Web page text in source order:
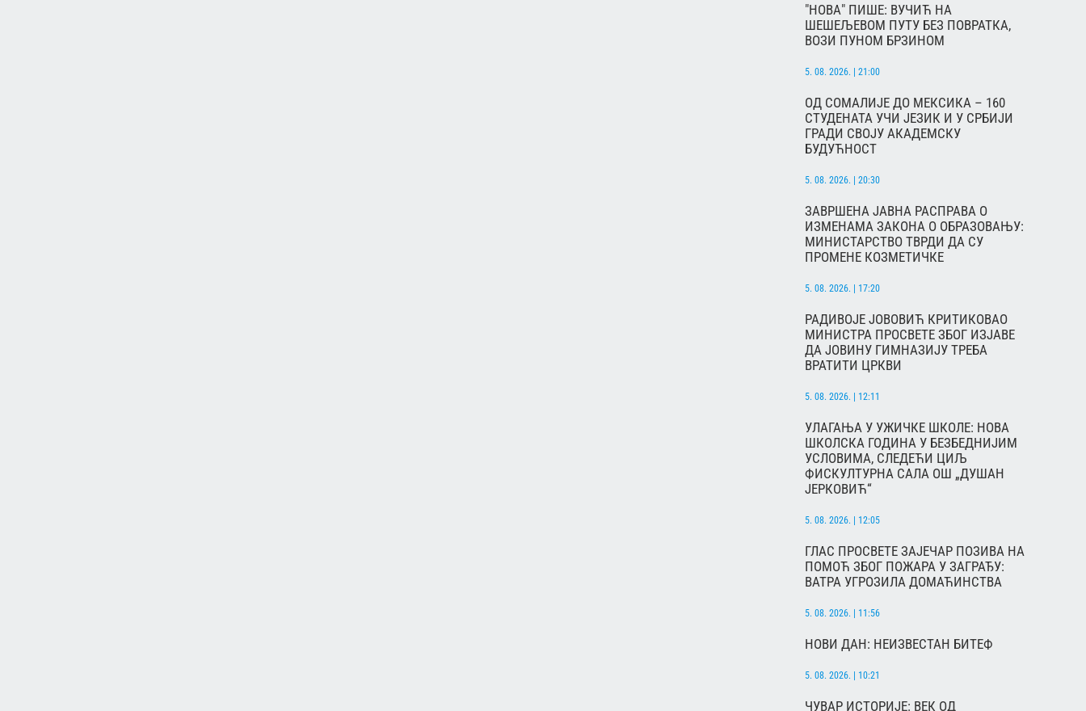
"НОВА" ПИШЕ: ВУЧИЋ НА
ШЕШЕЉЕВОМ ПУТУ БЕЗ ПОВРАТКА,
ВОЗИ ПУНОМ БРЗИНОМ
5. 08. 2026. | 21:00
ОД СОМАЛИЈЕ ДО МЕКСИКА – 160
СТУДЕНАТА УЧИ ЈЕЗИК И У СРБИЈИ
ГРАДИ СВОЈУ АКАДЕМСКУ
БУДУЋНОСТ
5. 08. 2026. | 20:30
ЗАВРШЕНА ЈАВНА РАСПРАВА О
ИЗМЕНАМА ЗАКОНА О ОБРАЗОВАЊУ:
МИНИСТАРСТВО ТВРДИ ДА СУ
ПРОМЕНЕ КОЗМЕТИЧКЕ
5. 08. 2026. | 17:20
РАДИВОЈЕ ЈОВОВИЋ КРИТИКОВАО
МИНИСТРА ПРОСВЕТЕ ЗБОГ ИЗЈАВЕ
ДА ЈОВИНУ ГИМНАЗИЈУ ТРЕБА
ВРАТИТИ ЦРКВИ
5. 08. 2026. | 12:11
УЛАГАЊА У УЖИЧКЕ ШКОЛЕ: НОВА
ШКОЛСКА ГОДИНА У БЕЗБЕДНИЈИМ
УСЛОВИМА, СЛЕДЕЋИ ЦИЉ
ФИСКУЛТУРНА САЛА ОШ „ДУШАН
ЈЕРКОВИЋ“
5. 08. 2026. | 12:05
ГЛАС ПРОСВЕТЕ ЗАЈЕЧАР ПОЗИВА НА
ПОМОЋ ЗБОГ ПОЖАРА У ЗАГРАЂУ:
ВАТРА УГРОЗИЛА ДОМАЋИНСТВА
5. 08. 2026. | 11:56
НОВИ ДАН: НЕИЗВЕСТАН БИТЕФ
5. 08. 2026. | 10:21
ЧУВАР ИСТОРИЈЕ: ВЕК ОД